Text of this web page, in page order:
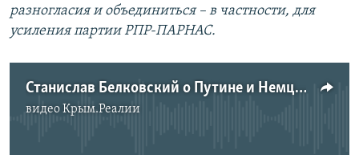
разногласия и объединиться – в частности, для
усиления партии РПР-ПАРНАС.
Станислав Белковский о Путине и Немцове
видеоКрым.Реалии